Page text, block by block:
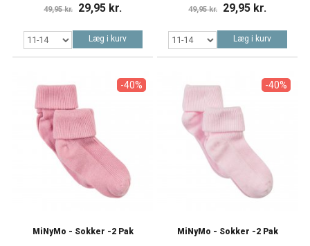
49,95 kr. 29,95 kr.
Læg i kurv
49,95 kr. 29,95 kr.
Læg i kurv
-40%
MiNyMo - Sokker -2 Pak
-40%
MiNyMo - Sokker -2 Pak